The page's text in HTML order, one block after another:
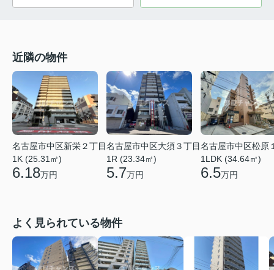
近隣の物件
名古屋市中区新栄２丁目
1K (25.31㎡)
6.18万円
名古屋市中区大須３丁目
1R (23.34㎡)
5.7万円
名古屋市中区松原
1LDK (34.64㎡)
6.5万円
よく見られている物件